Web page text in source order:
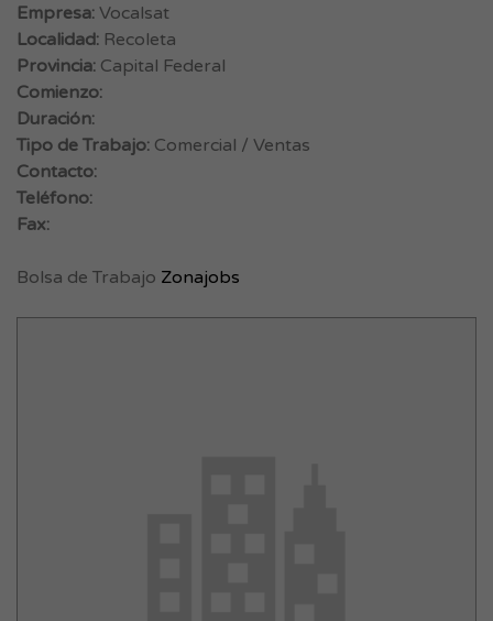
Empresa: Vocalsat
Localidad: Recoleta
Provincia: Capital Federal
Comienzo:
Duración:
Tipo de Trabajo: Comercial / Ventas
Contacto:
Teléfono:
Fax:
Bolsa de Trabajo Zonajobs